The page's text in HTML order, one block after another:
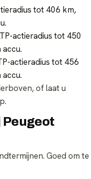
tot 406 km,
actieradius tot 450
actieradius tot 456
of laat u
Peugeot
Goed om te